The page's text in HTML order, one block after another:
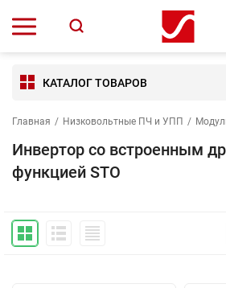
КАТАЛОГ ТОВАРОВ
Главная / Низковольтные ПЧ и УПП /
Инвертор со встроенным
функцией STO